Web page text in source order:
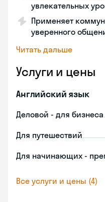
увлекательных
Применяет
уверенного
Читать дальше
Услуги и цены
Английский язык
Деловой - для бизнеса
Для путешествий
Для начинающих -
Все услуги и цены (4)